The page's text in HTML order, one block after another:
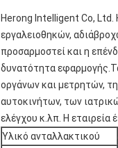
Herong Intelligent Co, Ltd.
εργαλειοθηκών,
προσαρμοστεί και η
δυνατότητα
οργάνων και μετρητών,
αυτοκινήτων, των
ελέγχου κ.λπ. Η εταιρεία
Υλικό ανταλλακτικού